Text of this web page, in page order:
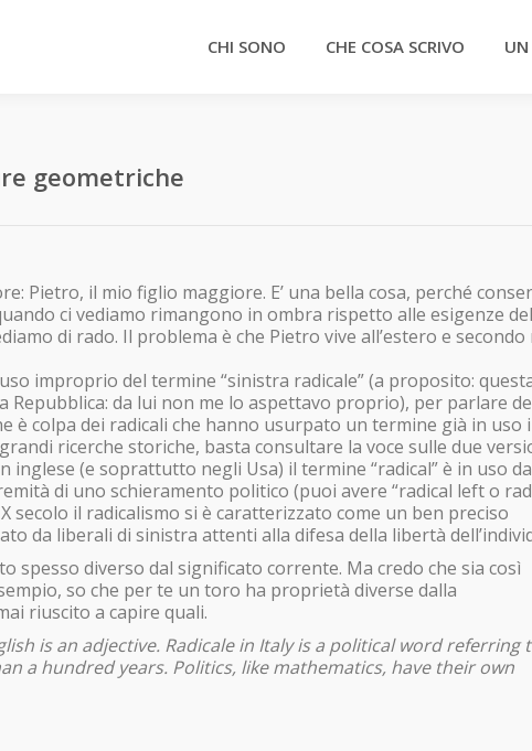
CHI SONO CHE COSA SCRIVO
geometriche
Pietro, il mio figlio maggiore. E’ una bella cosa, perché
ci vediamo rimangono in ombra rispetto alle esigenze
di rado. Il problema è che Pietro vive all’estero e secondo
improprio del termine “sinistra radicale” (a proposito:
da lui non me lo aspettavo proprio), per parlare
è colpa dei radicali che hanno usurpato un termine già in uso
ricerche storiche, basta consultare la voce sulle due
inglese (e soprattutto negli Usa) il termine “radical” è in uso da
di uno schieramento politico (puoi avere “radical left o
secolo il radicalismo si è caratterizzato come un ben preciso
da liberali di sinistra attenti alla difesa della libertà
spesso diverso dal significato corrente. Ma credo che sia così
so che per te un toro ha proprietà diverse dalla
riuscito a capire quali.
is an adjective. Radicale in Italy is a political word referring
a hundred years. Politics, like mathematics, have their own